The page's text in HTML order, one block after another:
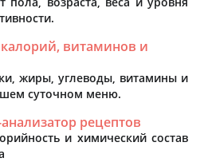
витаминов и
жиры, углеводы, витамины и
суточном меню.
рецептов
и химический состав